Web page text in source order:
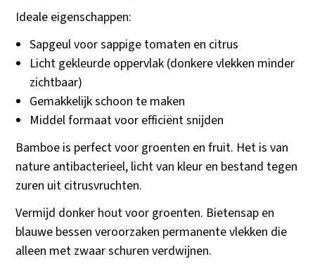
Ideale eigenschappen:
Sapgeul voor sappige tomaten en citrus
Licht gekleurde oppervlak (donkere vlekken minder
zichtbaar)
Gemakkelijk schoon te maken
Middel formaat voor efficiënt snijden
Bamboe is perfect voor groenten en fruit. Het is van
nature antibacterieel, licht van kleur en bestand tegen
zuren uit citrusvruchten.
Vermijd donker hout voor groenten. Bietensap en
blauwe bessen veroorzaken permanente vlekken die
alleen met zwaar schuren verdwijnen.